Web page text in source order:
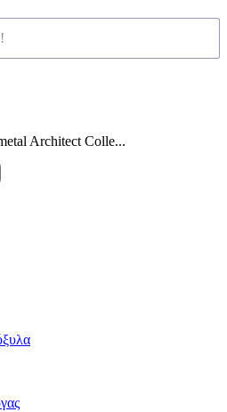
Architect Colle...